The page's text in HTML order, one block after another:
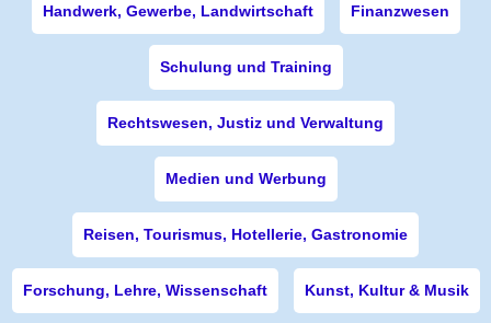
Handwerk, Gewerbe, Landwirtschaft Finanzwesen
Schulung und Training
Rechtswesen, Justiz und Verwaltung
Medien und Werbung
Reisen, Tourismus, Hotellerie, Gastronomie
Forschung, Lehre, Wissenschaft Kunst, Kultur & Musik